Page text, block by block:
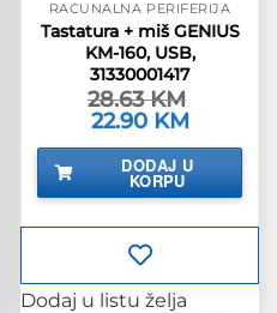
RAČUNALNA PERIFERIJA
Tastatura + miš GENIUS
KM-160, USB,
31330001417
28.63KM
Izvorna
cijena
bila
28.63 KM.
22.90 KM
je:
22.90 KM.
DODAJ U
KORPU
Dodaj u listu želja